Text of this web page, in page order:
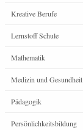
Kreative Berufe
Lernstoff Schule
Mathematik
Medizin und Gesundheit
Pädagogik
Persönlichkeitsbildung